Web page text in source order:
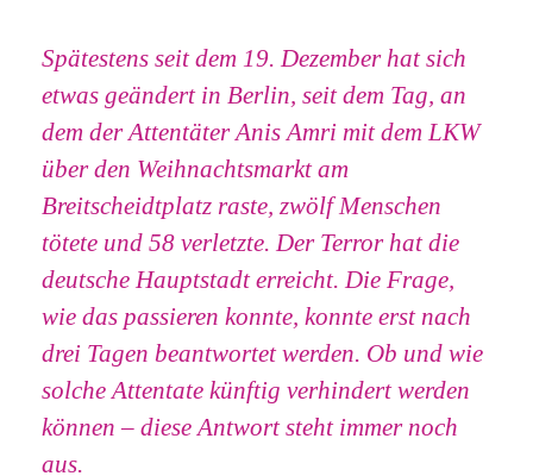
Spätestens seit dem 19. Dezember hat sich
etwas geändert in Berlin, seit dem Tag, an
dem der Attentäter Anis Amri mit dem LKW
über den Weihnachtsmarkt am
Breitscheidtplatz raste, zwölf Menschen
tötete und 58 verletzte. Der Terror hat die
deutsche Hauptstadt erreicht. Die Frage,
wie das passieren konnte, konnte erst nach
drei Tagen beantwortet werden. Ob und wie
solche Attentate künftig verhindert werden
können – diese Antwort steht immer noch
aus.